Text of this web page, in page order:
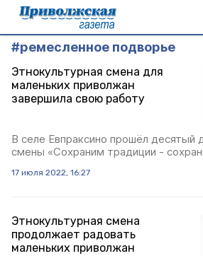
#ремесленное подворье
Этнокультурная смена для
маленьких приволжан
завершила свою работу
В селе Евпраксино прошёл десятый
смены «Сохраним традиции -
17 июля 2022, 16:27
Этнокультурная смена
продолжает радовать
маленьких приволжан